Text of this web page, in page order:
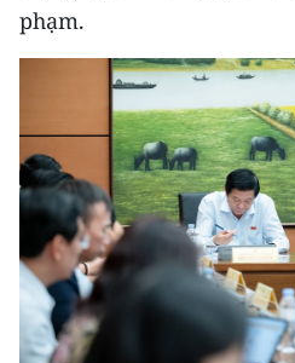
Trung du và miền núi phía
Đồng bằng sông Hồng
Bắc Trung Bộ
Duyên hải Nam Trung Bộ
Nguyên
Đông Nam Bộ
Đồng bằng sông Cửu Long
phạm.